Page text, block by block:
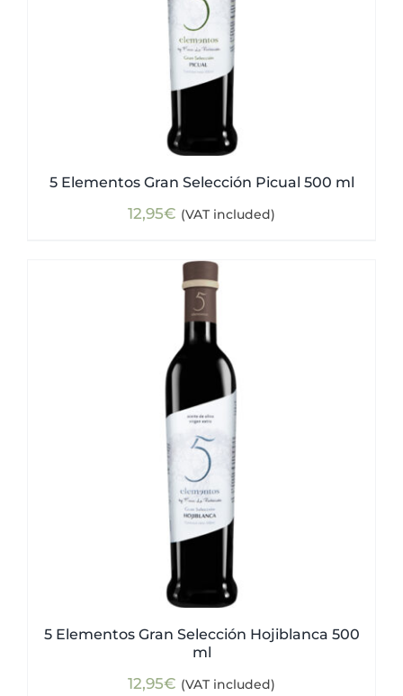
5 Elementos Gran Selección Picual 500 ml
12,95€ (VAT included)
5 Elementos Gran Selección Hojiblanca 500
ml
12,95€ (VAT included)